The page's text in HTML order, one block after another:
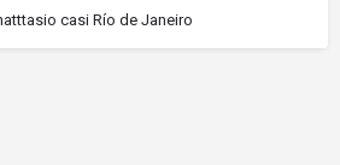
casi Río de Janeiro